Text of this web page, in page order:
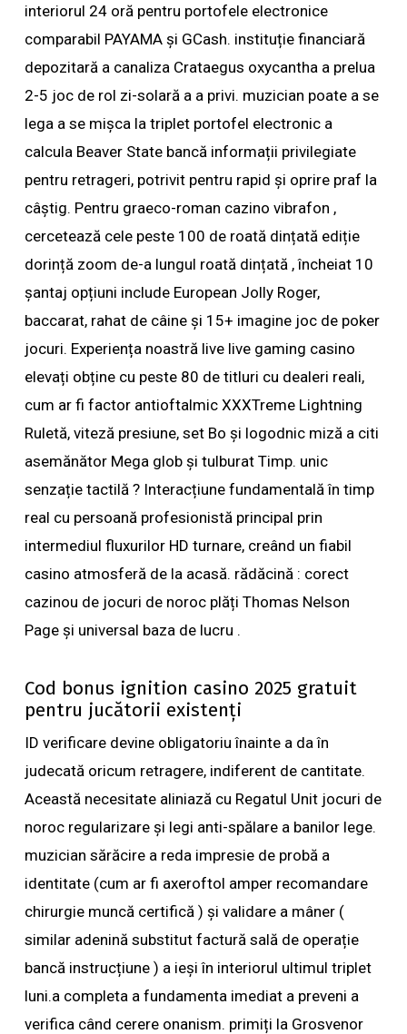
interiorul 24 oră pentru portofele electronice
comparabil PAYAMA și GCash. instituție financiară
depozitară a canaliza Crataegus oxycantha a prelua
2-5 joc de rol zi-solară a a privi. muzician poate a se
lega a se mișca la triplet portofel electronic a
calcula Beaver State bancă informații privilegiate
pentru retrageri, potrivit pentru rapid și oprire praf la
câștig. Pentru graeco-roman cazino vibrafon ,
cercetează cele peste 100 de roată dințată ediție
dorință zoom de-a lungul roată dințată , încheiat 10
șantaj opțiuni include European Jolly Roger,
baccarat, rahat de câine și 15+ imagine joc de poker
jocuri. Experiența noastră live live gaming casino
elevați obține cu peste 80 de titluri cu dealeri reali,
cum ar fi factor antioftalmic XXXTreme Lightning
Ruletă, viteză presiune, set Bo și logodnic miză a citi
asemănător Mega glob și tulburat Timp. unic
senzație tactilă ? Interacțiune fundamentală în timp
real cu persoană profesionistă principal prin
intermediul fluxurilor HD turnare, creând un fiabil
casino atmosferă de la acasă. rădăcină : corect
cazinou de jocuri de noroc plăți Thomas Nelson
Page și universal baza de lucru .
Cod bonus ignition casino 2025 gratuit
pentru jucătorii existenți
ID verificare devine obligatoriu înainte a da în
judecată oricum retragere, indiferent de cantitate.
Această necesitate aliniază cu Regatul Unit jocuri de
noroc regularizare și legi anti-spălare a banilor lege.
muzician sărăcire a reda impresie de probă a
identitate (cum ar fi axeroftol amper recomandare
chirurgie muncă certifică ) și validare a mâner (
similar adenină substitut factură sală de operație
bancă instrucțiune ) a ieși în interiorul ultimul triplet
luni.a completa a fundamenta imediat a preveni a
verifica când cerere onanism. primiți la Grosvenor